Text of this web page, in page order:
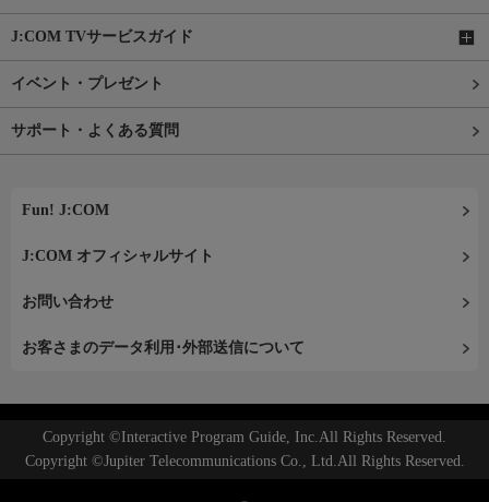
J:COM TVサービスガイド
イベント・プレゼント
サポート・よくある質問
Fun! J:COM
J:COM オフィシャルサイト
お問い合わせ
お客さまのデータ利用･外部送信について
Copyright ©Interactive Program Guide, Inc.All Rights Reserved.
Copyright ©Jupiter Telecommunications Co., Ltd.All Rights Reserved.